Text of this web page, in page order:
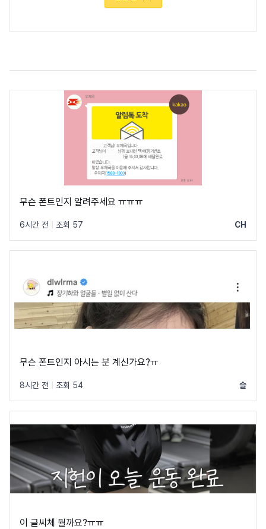
무슨 폰트인지 알려주세요 ㅠㅠㅠ
6시간 전 조회 57 CH
무슨 폰트인지 아시는 분 계신가요?ㅠ
8시간 전 조회 54 슬
이 글씨체 뭘까요?ㅠㅠ